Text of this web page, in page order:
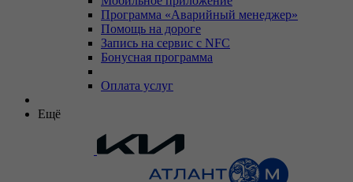
Программа «Аварийный менеджер»
Помощь на дороге
Запись на сервис с NFC
Бонусная программа
Оплата услуг
Ещё